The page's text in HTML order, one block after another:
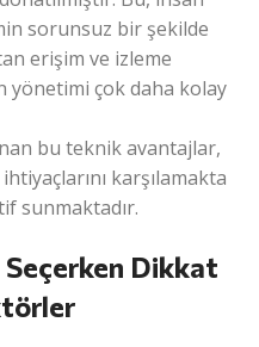
sorunsuz bir şekilde
erişim ve izleme
yönetimi çok daha kolay
bu teknik avantajlar,
karşılamakta
sunmaktadır.
Dikkat